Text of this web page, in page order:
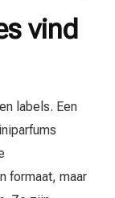
vind
labels. Een
formaat, maar